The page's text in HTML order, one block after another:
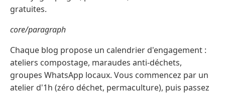
gratuites.
core/paragraph
Chaque blog propose un calendrier d'engagement :
ateliers compostage, maraudes anti-déchets,
groupes WhatsApp locaux. Vous commencez par un
atelier d'1h (zéro déchet, permaculture), puis passez